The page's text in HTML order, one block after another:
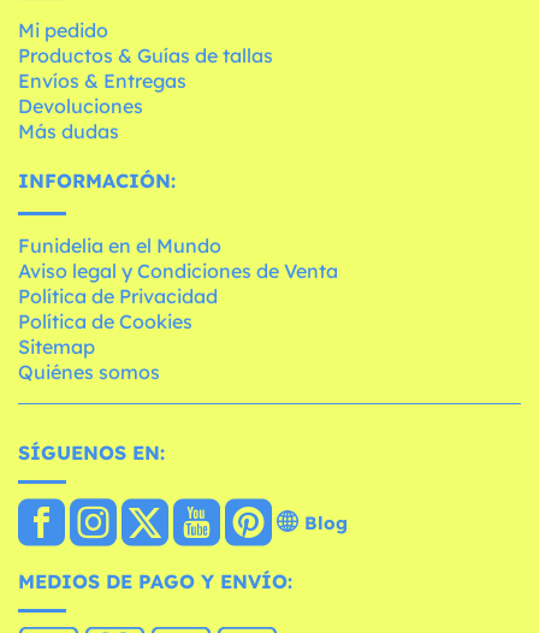
Mi pedido
Productos & Guías de tallas
Envíos & Entregas
Devoluciones
Más dudas
INFORMACIÓN:
Funidelia en el Mundo
Aviso legal y Condiciones de Venta
Política de Privacidad
Política de Cookies
Sitemap
Quiénes somos
SÍGUENOS EN:
Blog
MEDIOS DE PAGO Y ENVÍO: